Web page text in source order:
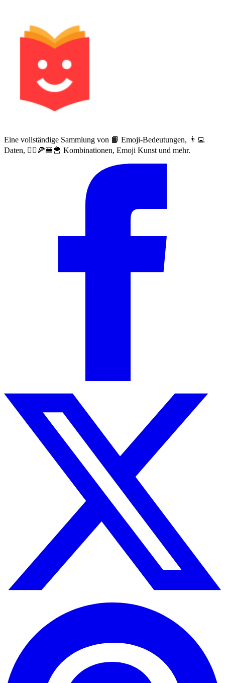
Eine vollständige Sammlung von 📙 Emoji-Bedeutungen, 👨‍💻
Daten, 🙅‍♀️🍕🍔🍟 Kombinationen, Emoji Kunst und mehr.